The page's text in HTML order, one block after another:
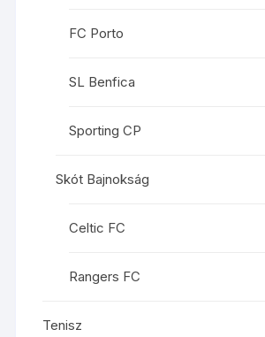
FC Porto
SL Benfica
Sporting CP
Skót Bajnokság
Celtic FC
Rangers FC
Tenisz